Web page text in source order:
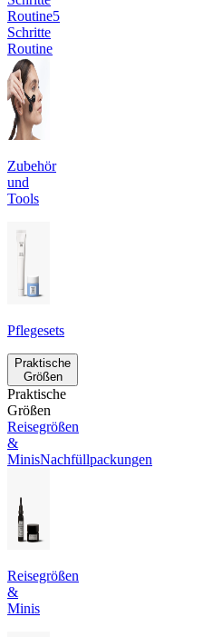
Routine5
Schritte
Routine
Zubehör
und
Tools
Pflegesets
Praktische
Größen
Praktische
Größen
Reisegrößen
&
MinisNachfüllpackungen
Reisegrößen
&
Minis